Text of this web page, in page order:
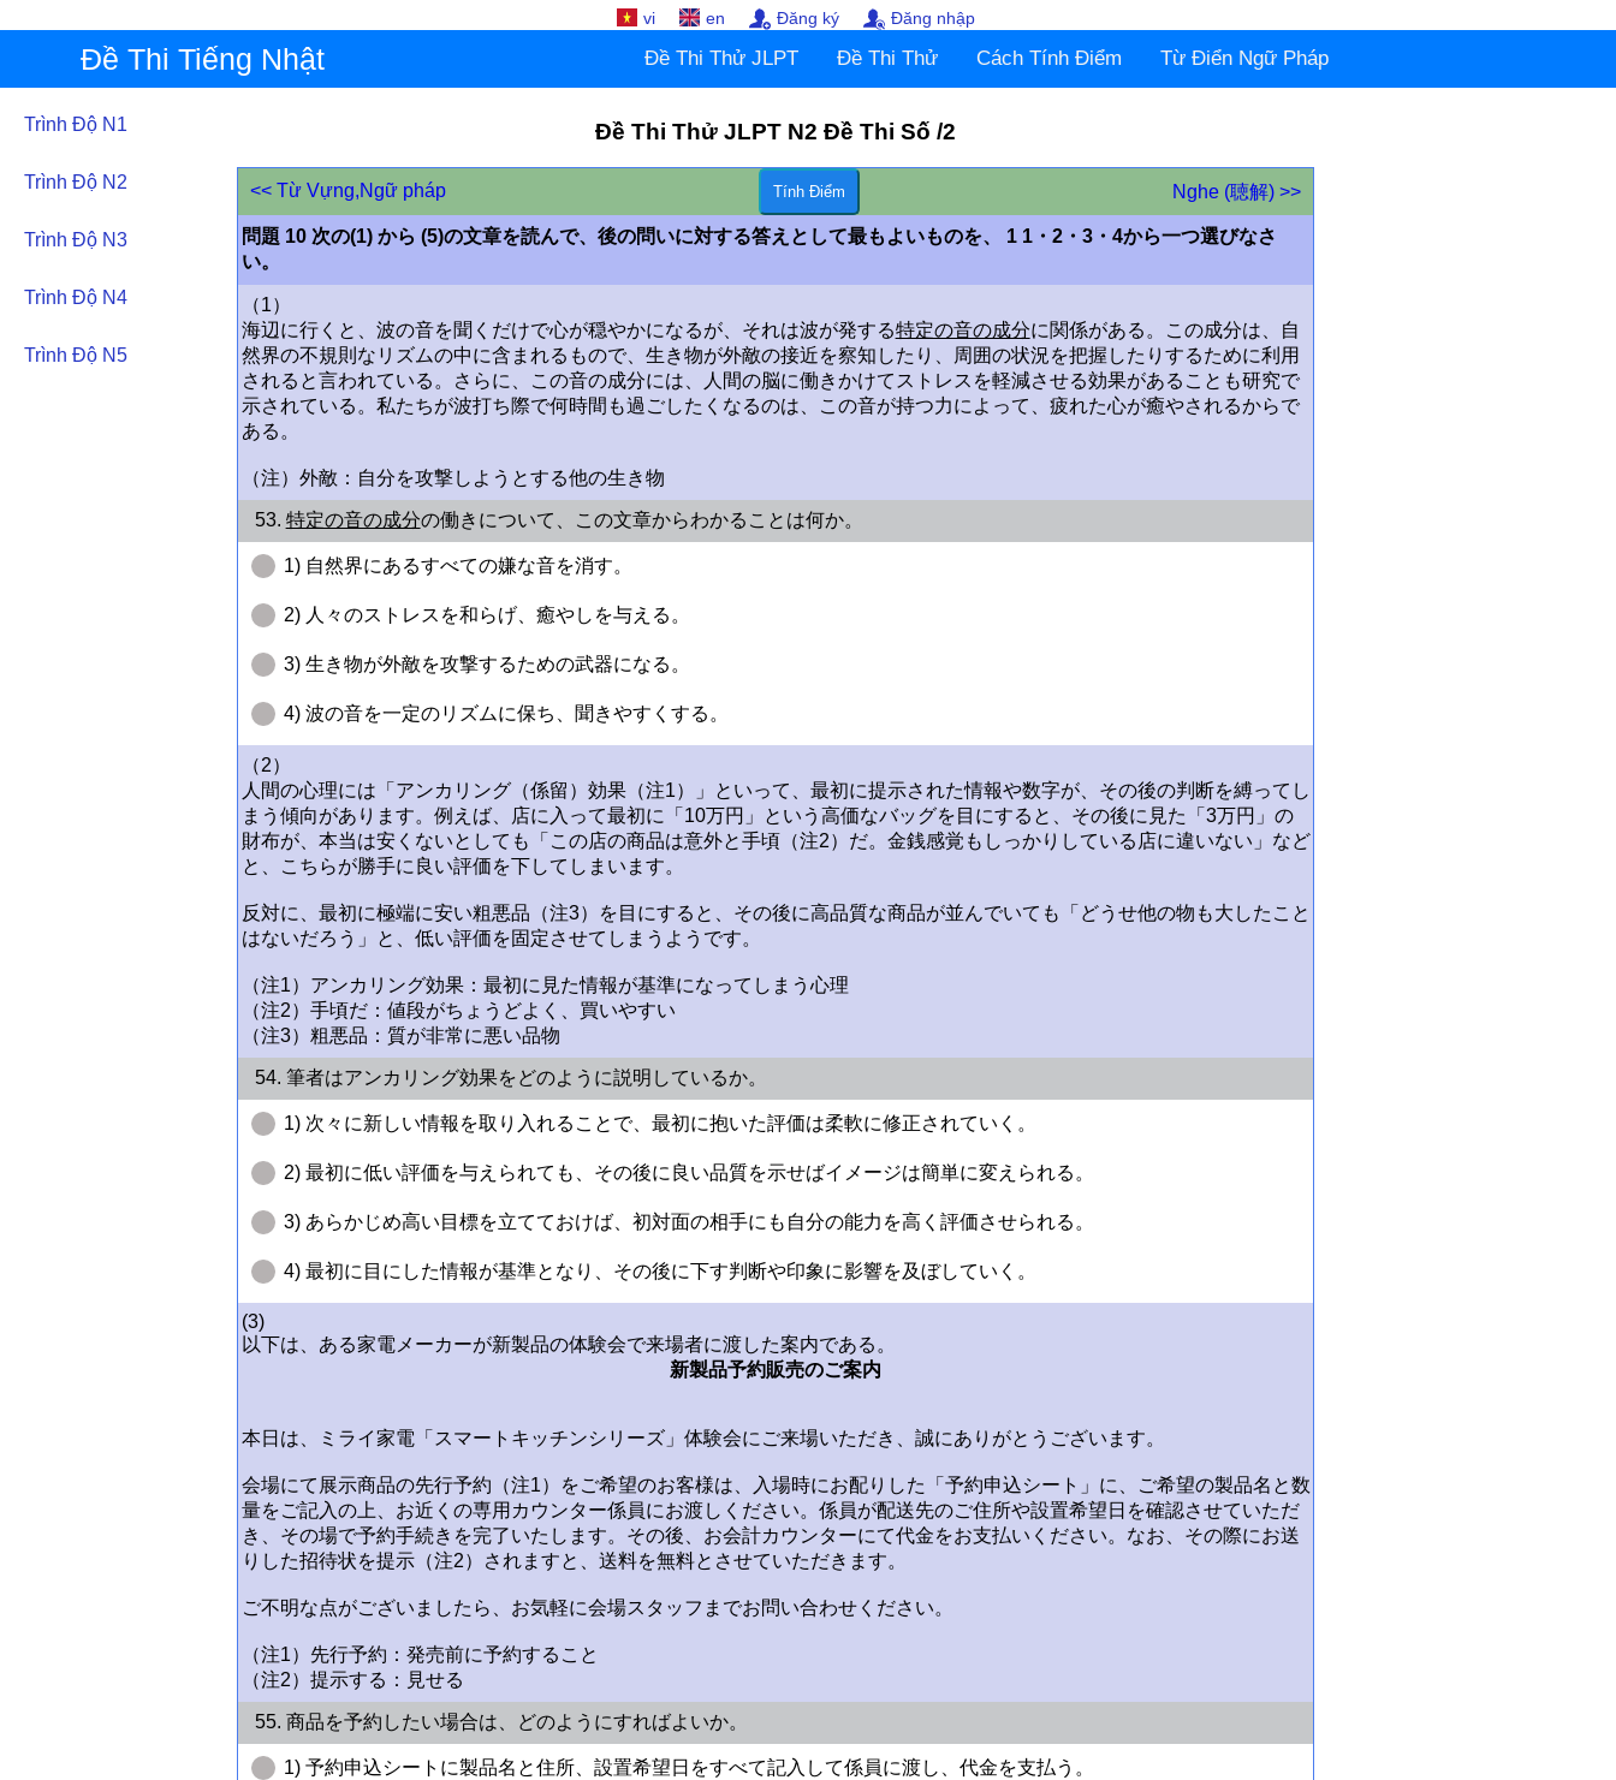
vi en Đăng ký Đăng nhập
Đề Thi Tiếng Nhật Đề Thi Thử JLPT Đề Thi Thử Cách Tính Điểm Từ Điển Ngữ Pháp
Trình Độ N1
Trình Độ N2
Trình Độ N3
Trình Độ N4
Trình Độ N5
Đề Thi Thử JLPT N2 Đề Thi Số /2
<< Từ Vựng,Ngữ pháp Nghe (聴解) >>
問題 10 次の(1) から (5)の文章を読んで、後の問いに対する答えとして最もよいものを、 1 1・2・3・4から一つ選びなさ
い。
（1）
海辺に行くと、波の音を聞くだけで心が穏やかになるが、それは波が発する特定の音の成分に関係がある。この成分は、自
然界の不規則なリズムの中に含まれるもので、生き物が外敵の接近を察知したり、周囲の状況を把握したりするために利用
されると言われている。さらに、この音の成分には、人間の脳に働きかけてストレスを軽減させる効果があることも研究で
示されている。私たちが波打ち際で何時間も過ごしたくなるのは、この音が持つ力によって、疲れた心が癒やされるからで
ある。
（注）外敵：自分を攻撃しようとする他の生き物
53. 特定の音の成分の働きについて、この文章からわかることは何か。
1) 自然界にあるすべての嫌な音を消す。
2) 人々のストレスを和らげ、癒やしを与える。
3) 生き物が外敵を攻撃するための武器になる。
4) 波の音を一定のリズムに保ち、聞きやすくする。
（2）
人間の心理には「アンカリング（係留）効果（注1）」といって、最初に提示された情報や数字が、その後の判断を縛ってし
まう傾向があります。例えば、店に入って最初に「10万円」という高価なバッグを目にすると、その後に見た「3万円」の
財布が、本当は安くないとしても「この店の商品は意外と手頃（注2）だ。金銭感覚もしっかりしている店に違いない」など
と、こちらが勝手に良い評価を下してしまいます。
反対に、最初に極端に安い粗悪品（注3）を目にすると、その後に高品質な商品が並んでいても「どうせ他の物も大したこと
はないだろう」と、低い評価を固定させてしまうようです。
（注1）アンカリング効果：最初に見た情報が基準になってしまう心理
（注2）手頃だ：値段がちょうどよく、買いやすい
（注3）粗悪品：質が非常に悪い品物
54. 筆者はアンカリング効果をどのように説明しているか。
1) 次々に新しい情報を取り入れることで、最初に抱いた評価は柔軟に修正されていく。
2) 最初に低い評価を与えられても、その後に良い品質を示せばイメージは簡単に変えられる。
3) あらかじめ高い目標を立てておけば、初対面の相手にも自分の能力を高く評価させられる。
4) 最初に目にした情報が基準となり、その後に下す判断や印象に影響を及ぼしていく。
(3)
以下は、ある家電メーカーが新製品の体験会で来場者に渡した案内である。
新製品予約販売のご案内
本日は、ミライ家電「スマートキッチンシリーズ」体験会にご来場いただき、誠にありがとうございます。
会場にて展示商品の先行予約（注1）をご希望のお客様は、入場時にお配りした「予約申込シート」に、ご希望の製品名と数
量をご記入の上、お近くの専用カウンター係員にお渡しください。係員が配送先のご住所や設置希望日を確認させていただ
き、その場で予約手続きを完了いたします。その後、お会計カウンターにて代金をお支払いください。なお、その際にお送
りした招待状を提示（注2）されますと、送料を無料とさせていただきます。
ご不明な点がございましたら、お気軽に会場スタッフまでお問い合わせください。
（注1）先行予約：発売前に予約すること
（注2）提示する：見せる
55. 商品を予約したい場合は、どのようにすればよいか。
1) 予約申込シートに製品名と住所、設置希望日をすべて記入して係員に渡し、代金を支払う。